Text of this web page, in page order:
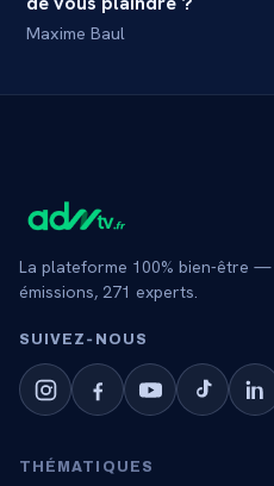
Maxime Baul
La plateforme 100% bien-être —
émissions, 271 experts.
SUIVEZ‑NOUS
THÉMATIQUES